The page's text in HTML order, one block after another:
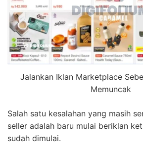
Jalankan Iklan Marketplace
Memuncak
Salah satu kesalahan yang masih
seller adalah baru mulai beriklan
sudah dimulai.